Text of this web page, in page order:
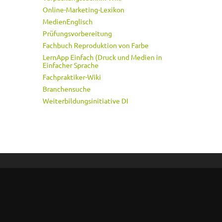
Online-Marketing-Lexikon
MedienEnglisch
Prüfungsvorbereitung
Fachbuch Reproduktion von Farbe
LernApp Einfach (Druck und Medien in
Einfacher Sprache
Fachpraktiker-Wiki
Branchensuche
Weiterbildungsinitiative DI